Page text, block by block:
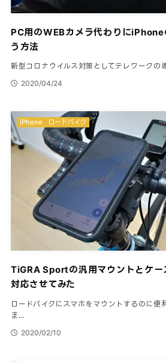
PC用のWEBカメラ代わりにiPhone
う方法
新型コロナウイルス対策としてテレワーク
2020/04/24
TiGRA Sportの汎用マウントとケ
対応させてみた
ロードバイクにスマホをマウントするのに
ま…
2020/02/10
iPhone ロードバイク